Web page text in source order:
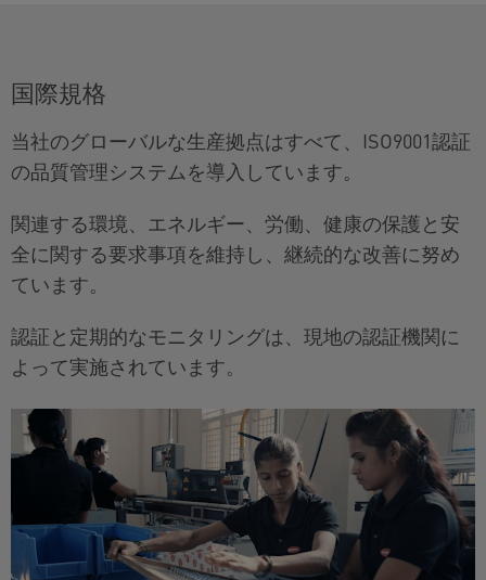
国際規格
当社のグローバルな生産拠点はすべて、ISO9001認証
の品質管理システムを導入しています。
関連する環境、エネルギー、労働、健康の保護と安
全に関する要求事項を維持し、継続的な改善に努め
ています。
認証と定期的なモニタリングは、現地の認証機関に
よって実施されています。